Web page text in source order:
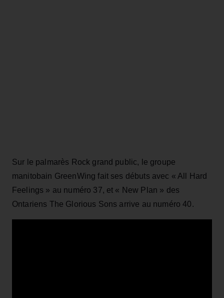
Sur le palmarès Rock grand public, le groupe
manitobain GreenWing fait ses débuts avec « All Hard
Feelings » au numéro 37, et « New Plan » des
Ontariens The Glorious Sons arrive au numéro 40.